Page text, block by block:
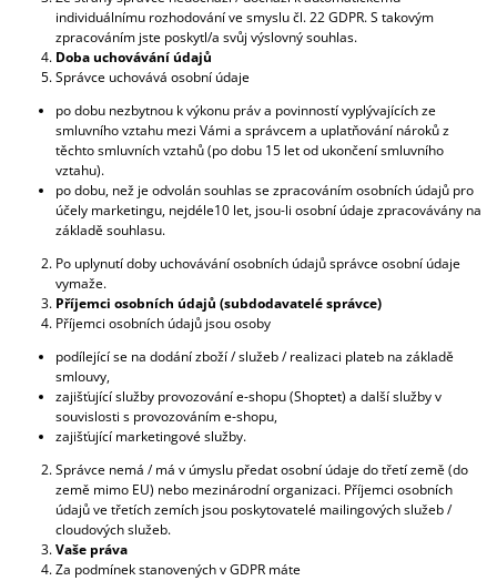
individuálnímu rozhodování ve smyslu čl. 22 GDPR. S takovým
zpracováním jste poskytl/a svůj výslovný souhlas.
Doba uchovávání údajů
Správce uchovává osobní údaje
po dobu nezbytnou k výkonu práv a povinností vyplývajících ze
smluvního vztahu mezi Vámi a správcem a uplatňování nároků z
těchto smluvních vztahů (po dobu 15 let od ukončení smluvního
vztahu).
po dobu, než je odvolán souhlas se zpracováním osobních údajů pro
účely marketingu, nejdéle10 let, jsou-li osobní údaje zpracovávány na
základě souhlasu.
Po uplynutí doby uchovávání osobních údajů správce osobní údaje
vymaže.
Příjemci osobních údajů (subdodavatelé správce)
Příjemci osobních údajů jsou osoby
podílející se na dodání zboží / služeb / realizaci plateb na základě
smlouvy,
zajišťující služby provozování e-shopu (Shoptet) a další služby v
souvislosti s provozováním e-shopu,
zajišťující marketingové služby.
Správce nemá / má v úmyslu předat osobní údaje do třetí země (do
země mimo EU) nebo mezinárodní organizaci. Příjemci osobních
údajů ve třetích zemích jsou poskytovatelé mailingových služeb /
cloudových služeb.
Vaše práva
Za podmínek stanovených v GDPR máte